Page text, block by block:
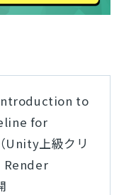
to
for
上級クリ
Render